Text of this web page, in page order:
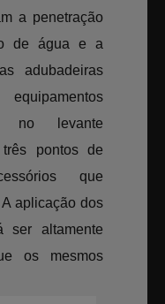
a penetração
de água e a
adubadeiras
no levante
pontos de
que
aplicação dos
ser altamente
os mesmos